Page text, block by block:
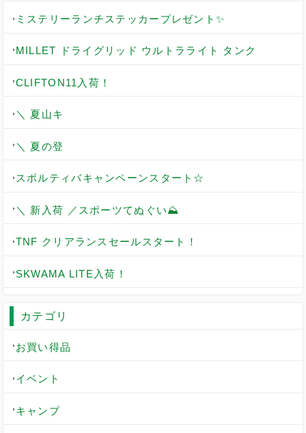
ミステリーランチステッカープレゼント✨
MILLET ドライグリッド ウルトラライト タンク
CLIFTON11入荷！
＼ 夏山キ
＼ 夏の登
スポルティバキャンペーンスタート☆
＼ 新入荷 ／スポーツてぬぐい⛰️
TNF クリアランスセールスタート！
SKWAMA LITE入荷！
カテゴリ
お買い得品
イベント
キャンプ